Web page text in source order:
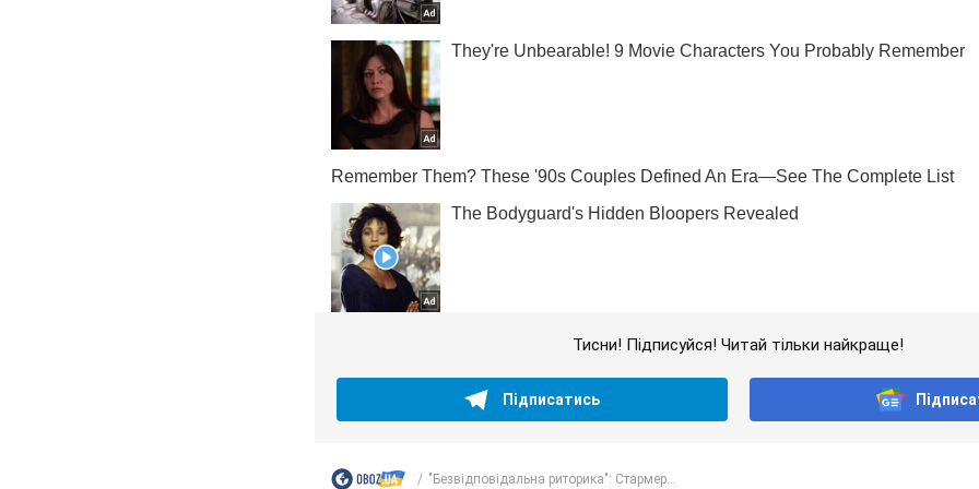
Тисни! Підписуйся! Читай тільки найкраще!
Підписатись
"Безвідповідальна риторика": Стармер...